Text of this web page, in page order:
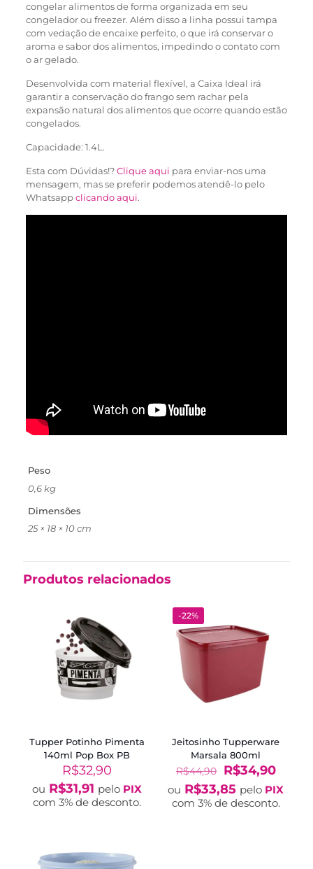
congelar alimentos de forma organizada em seu
congelador ou freezer. Além disso a linha possui tampa
com vedação de encaixe perfeito, o que irá conservar o
aroma e sabor dos alimentos, impedindo o contato com
o ar gelado.
Desenvolvida com material flexível, a Caixa Ideal irá
garantir a conservação do frango sem rachar pela
expansão natural dos alimentos que ocorre quando estão
congelados.
Capacidade: 1.4L.
Esta com Dúvidas!?Clique aqui para enviar-nos uma
mensagem, mas se preferir podemos atendê-lo pelo
Whatsappclicando aqui.
Peso
0,6 kg
Dimensões
25 × 18 × 10 cm
Produtos relacionados
Tupper Potinho Pimenta
140ml Pop Box PB
R$32,90
ou R$31,91 pelo PIX
com 3% de desconto.
-22%
Jeitosinho Tupperware
Marsala 800ml
R$44,90
O
preço
original
era:
R$34,90O
preço
atual
é:
ou R$33,85 pelo PIX
com 3% de desconto.